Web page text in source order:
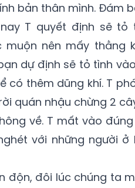
bản thân mình. Đám
T quyết định sẽ tỏ
nên mấy thằng
dự định sẽ tỏ tình
có thêm dũng khí. T
quán nhậu chừng 2
về. T mất vào
với những người ở
độn, đôi lúc chúng ta